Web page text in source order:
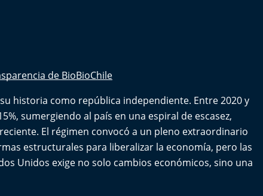
de BioBioChile
historia como república independiente. Entre 2020 y
sumergiendo al país en una espiral de escasez,
El régimen convocó a un pleno extraordinario
estructurales para liberalizar la economía, pero las
Unidos exige no solo cambios económicos, sino una